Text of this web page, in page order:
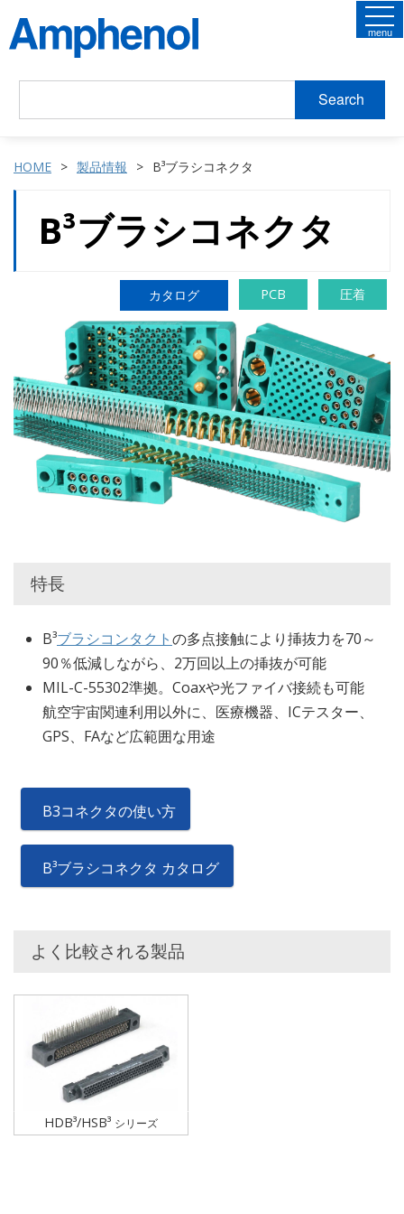
Search
menu
HOME 製品情報 B³ブラシコネクタ
B³ブラシコネクタ
カタログ PCB 圧着
特長
B³ブラシコンタクトの多点接触により挿抜力を70～
90％低減しながら、2万回以上の挿抜が可能
MIL-C-55302準拠。Coaxや光ファイバ接続も可能
航空宇宙関連利用以外に、医療機器、ICテスター、
GPS、FAなど広範囲な用途
B3コネクタの使い方
B³ブラシコネクタ カタログ
よく比較される製品
HDB³/HSB³ シリーズ